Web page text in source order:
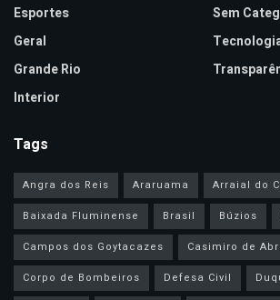
Esportes
Geral
Grande Rio
Interior
Sem
Tags
Angra dos Reis Araruama
Arraial do
Baixada Fluminense
Brasil Búzios
Campos dos Goytacazes
Casimiro de
Corpo de Bombeiros
Defesa Civil